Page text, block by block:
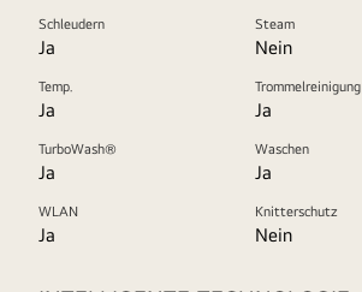
Schleudern
Ja
Steam
Nein
Temp.
Ja
Trommelreinigung
Ja
TurboWash®
Ja
Waschen
Ja
WLAN
Ja
Knitterschutz
Nein